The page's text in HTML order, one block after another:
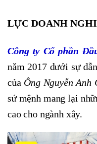
LỰC DOANH
Công ty Cổ phần
năm 2017 dưới sự
của Ông Nguyễn Anh
sứ mệnh mang lại
cao cho ngành xây.